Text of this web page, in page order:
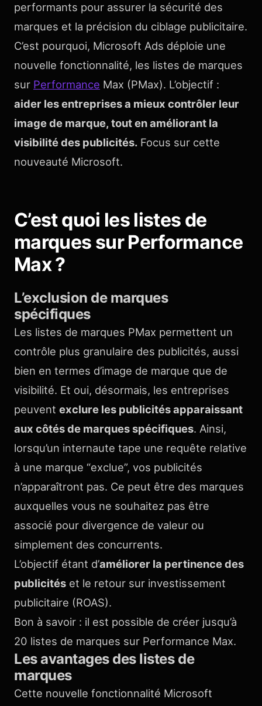
performants pour assurer la sécurité des
marques et la précision du ciblage publicitaire.
C’est pourquoi, Microsoft Ads déploie une
nouvelle fonctionnalité, les listes de marques
sur Performance Max (PMax). L’objectif :
aider les entreprises a mieux contrôler leur
image de marque, tout en améliorant la
visibilité des publicités. Focus sur cette
nouveauté Microsoft.
C’est quoi les listes de
marques sur Performance
Max ?
L’exclusion de marques
spécifiques
Les listes de marques PMax permettent un
contrôle plus granulaire des publicités, aussi
bien en termes d’image de marque que de
visibilité. Et oui, désormais, les entreprises
peuvent exclure les publicités apparaissant
aux côtés de marques spécifiques. Ainsi,
lorsqu’un internaute tape une requête relative
à une marque “exclue”, vos publicités
n’apparaîtront pas. Ce peut être des marques
auxquelles vous ne souhaitez pas être
associé pour divergence de valeur ou
simplement des concurrents.
L’objectif étant d’améliorer la pertinence des
publicités et le retour sur investissement
publicitaire (ROAS).
Bon à savoir : il est possible de créer jusqu’à
20 listes de marques sur Performance Max.
Les avantages des listes de
marques
Cette nouvelle fonctionnalité Microsoft